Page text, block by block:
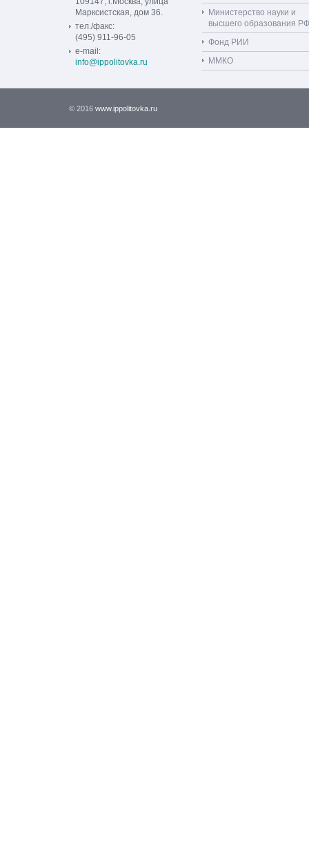
Марксистская, дом 36.
тел./факс:
(495) 911-96-05
e-mail:
info@ippolitovka.ru
Министерство науки и
высшего образования РФ
Фонд РИИ
ММКО
© 2016 www.ippolitovka.ru